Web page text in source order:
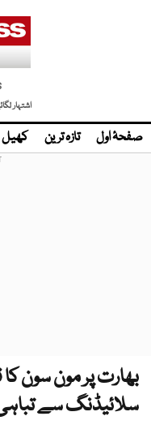
اشتہار
صفحۂ اول تازہ ترین کھیل
بھارت پر مون سون کا
سلائیڈنگ سے تباہی، 30 افراد